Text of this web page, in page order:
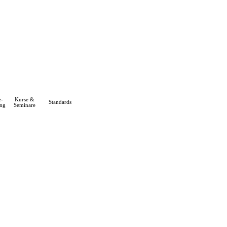
▼
Kurse &
Seminare
▼
Standards